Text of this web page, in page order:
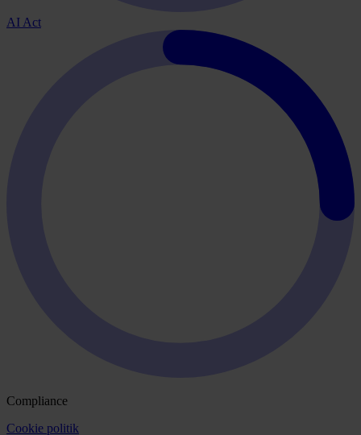
AI Act
Compliance
Cookie politik